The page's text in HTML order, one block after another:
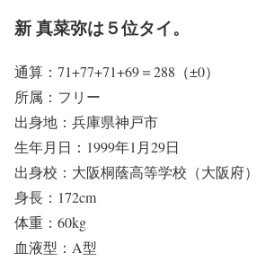
新 真菜弥は５位タイ。
通算：71+77+71+69＝288（±0）
所属：フリー
出身地：兵庫県神戸市
生年月日：1999年1月29日
出身校：大阪桐蔭高等学校（大阪府）
身長：172cm
体重：60kg
血液型：A型